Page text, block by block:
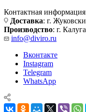
Контактная информация
Доставка: г.
Производство: г.
info@diviro.ru
Вконтакте
Instagram
Telegram
WhatsApp